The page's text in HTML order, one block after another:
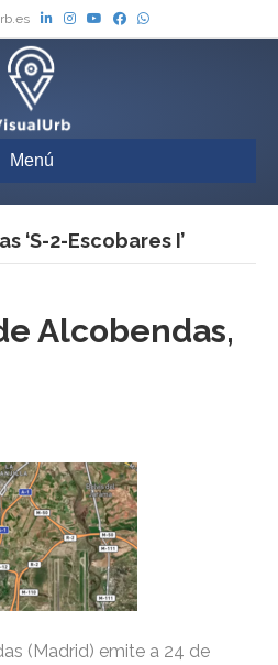
Menú
‘S-2-Escobares I’
Alcobendas,
(Madrid) emite a 24 de